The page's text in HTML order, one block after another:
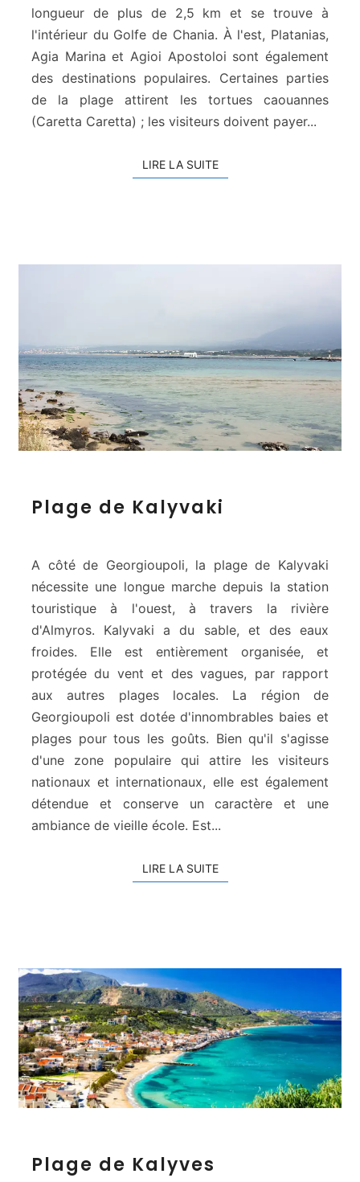
i
longueur de plus de 2,5 km et se trouve à
l'intérieur du Golfe de Chania. À l'est, Platanias,
Agia Marina et Agioi Apostoloi sont également
des destinations populaires. Certaines parties
de la plage attirent les tortues caouannes
(Caretta Caretta) ; les visiteurs doivent payer...
LIRE LA SUITELIRE LA SUITE
l
e
e
K
a
l
y
a
k
i
Plage de Kalyvaki
A côté de Georgioupoli, la plage de Kalyvaki
nécessite une longue marche depuis la station
touristique à l'ouest, à travers la rivière
d'Almyros. Kalyvaki a du sable, et des eaux
froides. Elle est entièrement organisée, et
protégée du vent et des vagues, par rapport
aux autres plages locales. La région de
Georgioupoli est dotée d'innombrables baies et
plages pour tous les goûts. Bien qu'il s'agisse
d'une zone populaire qui attire les visiteurs
nationaux et internationaux, elle est également
détendue et conserve un caractère et une
ambiance de vieille école. Est...
LIRE LA SUITELIRE LA SUITE
l
Plage de Kalyves